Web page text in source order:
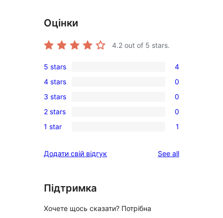
Оцінки
4.2 out of 5 stars.
4
5-
star
reviews
5 stars 4
0
4-
star
reviews
4 stars 0
0
3-
star
3 stars 0
0
2-
reviews
2 stars 0
1
star
1 star 1
Додати свій відгук See allreviews
Підтримка
Хочете щось сказати? Потрібна